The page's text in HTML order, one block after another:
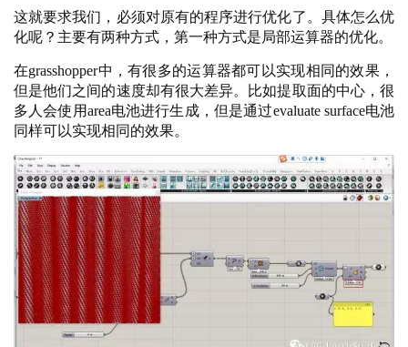
这就要求我们，必须对原有的程序进行优化了。具体怎么优
化呢？主要有两种方式，第一种方式是局部运算器的优化。
在grasshopper中，有很多的运算器都可以实现相同的效果，
但是他们之间的速度却有很大差异。比如提取面的中心，很
多人会使用area电池进行生成，但是通过evaluate surface电池
同样可以实现相同的效果。